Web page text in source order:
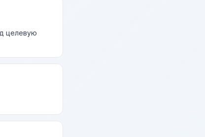
целевую